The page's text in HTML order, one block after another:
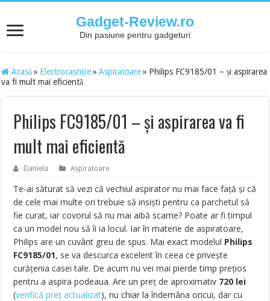
Gadget-Review.ro
Din pasiune pentru gadgeturi
Acasă » Electrocasnice » Aspiratoare » Philips FC9185/01 – și aspirarea
va fi mult mai eficientă
Philips FC9185/01 – și aspirarea va fi
mult mai eficientă
Daniela Aspiratoare
Te-ai săturat să vezi că vechiul aspirator nu mai face față și că
de cele mai multe ori trebuie să insiști pentru ca parchetul să
fie curat, iar covorul să nu mai aibă scame? Poate ar fi timpul
ca un model nou să îi ia locul. Iar în materie de aspiratoare,
Philips are un cuvânt greu de spus. Mai exact modelul Philips
FC9185/01, se va descurca excelent în ceea ce privește
curățenia casei tale. De acum nu vei mai pierde timp prețios
pentru a aspira podeaua. Are un preț de aproximativ 720 lei
(verifică preț actualizat), nu chiar la îndemâna oricui, dar cu